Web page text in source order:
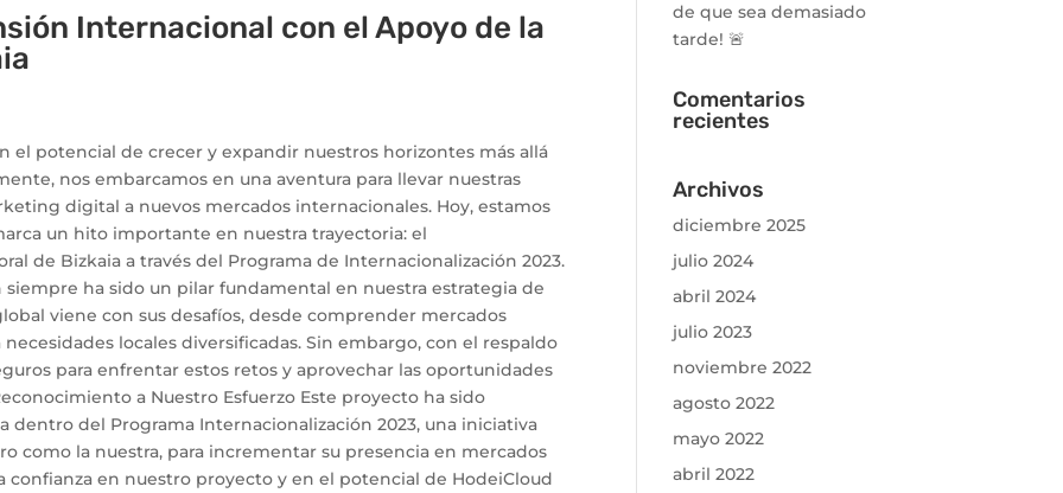
Internacional con el Apoyo de la
el potencial de crecer y expandir nuestros horizontes más allá
nos embarcamos en una aventura para llevar nuestras
digital a nuevos mercados internacionales. Hoy, estamos
un hito importante en nuestra trayectoria: el
de Bizkaia a través del Programa de Internacionalización 2023.
siempre ha sido un pilar fundamental en nuestra estrategia de
viene con sus desafíos, desde comprender mercados
locales diversificadas. Sin embargo, con el respaldo
para enfrentar estos retos y aprovechar las oportunidades
a Nuestro Esfuerzo Este proyecto ha sido
dentro del Programa Internacionalización 2023, una iniciativa
como la nuestra, para incrementar su presencia en mercados
confianza en nuestro proyecto y en el potencial de HodeiCloud
de que sea demasiado
tarde! 🚨
Comentarios
recientes
Archivos
diciembre 2025
julio 2024
abril 2024
julio 2023
noviembre 2022
agosto 2022
mayo 2022
abril 2022